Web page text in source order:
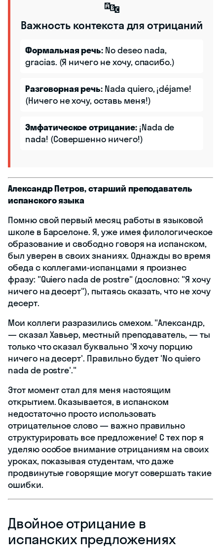
🔤
Важность контекста для отрицаний
Формальная речь: No deseo nada,
gracias. (Я ничего не хочу, спасибо.)
Разговорная речь: Nada quiero, ¡déjame!
(Ничего не хочу, оставь меня!)
Эмфатическое отрицание:¡Nada de
nada! (Совершенно ничего!)
Александр Петров, старший преподаватель
испанского языка
Помню свой первый месяц работы в языковой
школе в Барселоне. Я, уже имея филологическое
образование и свободно говоря на испанском,
был уверен в своих знаниях. Однажды во время
обеда с коллегами-испанцами я произнес
фразу: "Quiero nada de postre" (дословно: "Я хочу
ничего на десерт"), пытаясь сказать, что не хочу
десерт.
Мои коллеги разразились смехом. "Александр,
— сказал Хавьер, местный преподаватель, — ты
только что сказал буквально 'Я хочу порцию
ничего на десерт'. Правильно будет 'No quiero
nada de postre'."
Этот момент стал для меня настоящим
открытием. Оказывается, в испанском
недостаточно просто использовать
отрицательное слово — важно правильно
структурировать все предложение! С тех пор я
уделяю особое внимание отрицаниям на своих
уроках, показывая студентам, что даже
продвинутые говорящие могут совершать такие
ошибки.
Двойное отрицание в
испанских предложениях